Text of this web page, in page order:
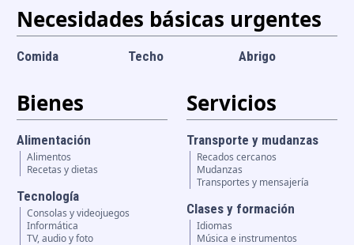
Necesidades básicas urgentes
Comida Techo Abrigo
Bienes
Alimentación
Alimentos
Recetas y dietas
Tecnología
Consolas y videojuegos
Informática
TV, audio y foto
Servicios
Transporte y mudanzas
Recados cercanos
Mudanzas
Transportes y mensajería
Clases y formación
Idiomas
Música e instrumentos